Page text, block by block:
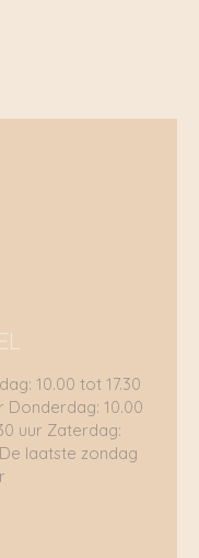
10.00 tot 17.30
Donderdag: 10.00
uur Zaterdag:
laatste zondag